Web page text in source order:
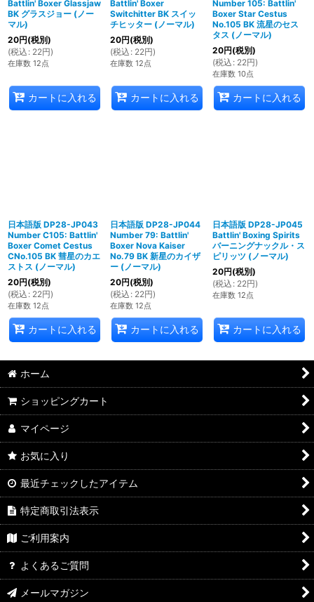
Battlin' Boxer Glassjaw
BK グラスジョー (ノー
マル)
20円(税別)
(税込 : 22円)
在庫数 12点
カートに入れる
Battlin' Boxer
Switchitter BK スイッ
チヒッター (ノーマル)
20円(税別)
(税込 : 22円)
在庫数 12点
カートに入れる
Number 105: Battlin'
Boxer Star Cestus
No.105 BK 流星のセス
タス (ノーマル)
20円(税別)
(税込 : 22円)
在庫数 10点
カートに入れる
日本語版 DP28-JP043
Number C105: Battlin'
Boxer Comet Cestus
CNo.105 BK 彗星のカエ
ストス (ノーマル)
20円(税別)
(税込 : 22円)
在庫数 12点
カートに入れる
日本語版 DP28-JP044
Number 79: Battlin'
Boxer Nova Kaiser
No.79 BK 新星のカイザ
ー (ノーマル)
20円(税別)
(税込 : 22円)
在庫数 12点
カートに入れる
日本語版 DP28-JP045
Battlin' Boxing Spirits
バーニングナックル・ス
ピリッツ (ノーマル)
20円(税別)
(税込 : 22円)
在庫数 12点
カートに入れる
ホーム
ショッピングカート
マイページ
お気に入り
最近チェックしたアイテム
特定商取引法表示
ご利用案内
よくあるご質問
メールマガジン